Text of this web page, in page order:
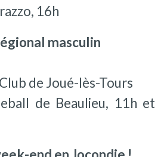
16h
masculin
de Joué-lès-Tours
de Beaulieu, 11h et